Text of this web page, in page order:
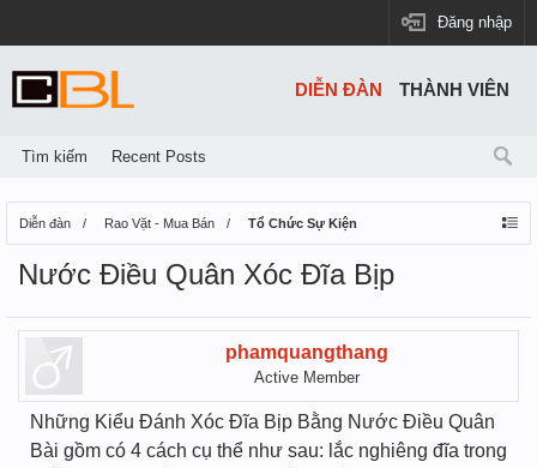
Đăng nhập
Diễn đàn Rao Vặt - Mua Bán Tổ Chức Sự Kiện
Nước Điều Quân Xóc Đĩa Bịp
phamquangthang
Active Member
Những Kiểu Đánh Xóc Đĩa Bịp Bằng Nước Điều Quân
Bài gồm có 4 cách cụ thể như sau: lắc nghiêng đĩa trong
DIỄN ĐÀN
Tìm kiếm Recent Posts
THÀNH VIÊN